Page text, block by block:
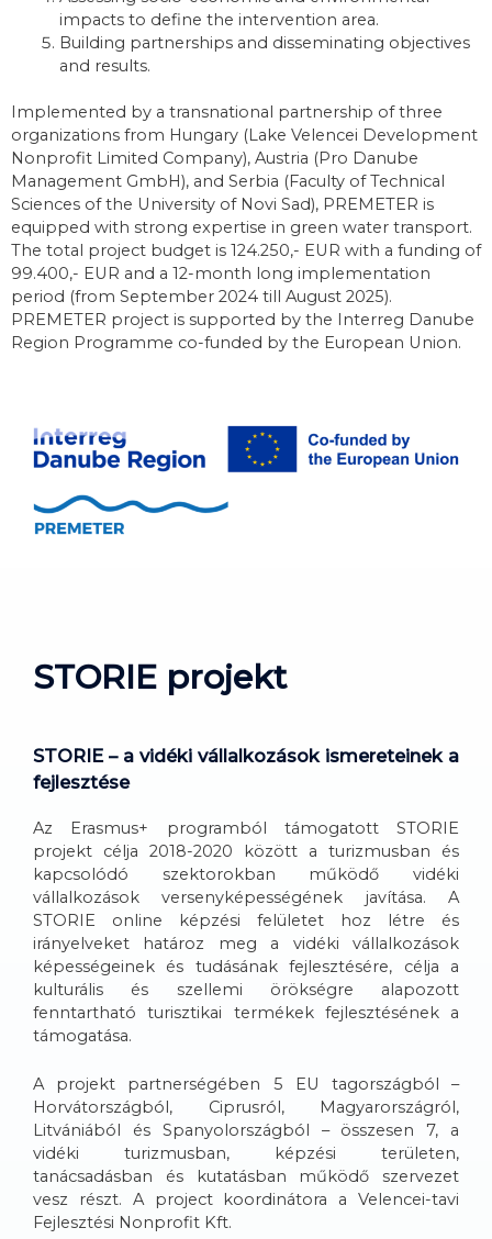
impacts to define the intervention area.
Building partnerships and disseminating objectives
and results.
Implemented by a transnational partnership of three
organizations from Hungary (Lake Velencei Development
Nonprofit Limited Company), Austria (Pro Danube
Management GmbH), and Serbia (Faculty of Technical
Sciences of the University of Novi Sad), PREMETER is
equipped with strong expertise in green water transport.
The total project budget is 124.250,- EUR with a funding of
99.400,- EUR and a 12-month long implementation
period (from September 2024 till August 2025).
PREMETER project is supported by the Interreg Danube
Region Programme co-funded by the European Union.
STORIE projekt
STORIE – a vidéki vállalkozások ismereteinek a
fejlesztése
Az Erasmus+ programból támogatott STORIE
projekt célja 2018-2020 között a turizmusban és
kapcsolódó szektorokban működő vidéki
vállalkozások versenyképességének javítása. A
STORIE online képzési felületet hoz létre és
irányelveket határoz meg a vidéki vállalkozások
képességeinek és tudásának fejlesztésére, célja a
kulturális és szellemi örökségre alapozott
fenntartható turisztikai termékek fejlesztésének a
támogatása.
A projekt partnerségében 5 EU tagországból –
Horvátországból, Ciprusról, Magyarországról,
Litvániából és Spanyolországból – összesen 7, a
vidéki turizmusban, képzési területen,
tanácsadásban és kutatásban működő szervezet
vesz részt. A project koordinátora a Velencei-tavi
Fejlesztési Nonprofit Kft.